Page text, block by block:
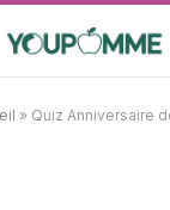
» Quiz Anniversaire des 50 Ans de la Big Apple —